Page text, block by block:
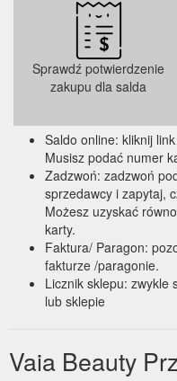
Sprawdź potwierdzenie
zakupu dla salda
Saldo online: kliknij
Musisz podać numer
Zadzwoń: zadzwoń
sprzedawcy i zapytaj,
Możesz uzyskać
karty.
Faktura/ Paragon:
fakturze /paragonie.
Licznik sklepu: zwykle
lub sklepie
Vaia Beauty